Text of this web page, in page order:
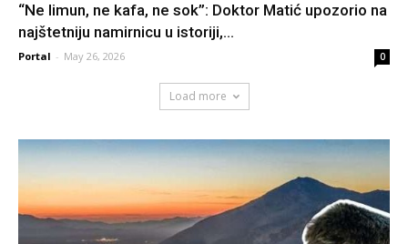
“Ne limun, ne kafa, ne sok”: Doktor Matić upozorio na
najštetniju namirnicu u istoriji,...
Portal - May 26, 2026 0
Load more